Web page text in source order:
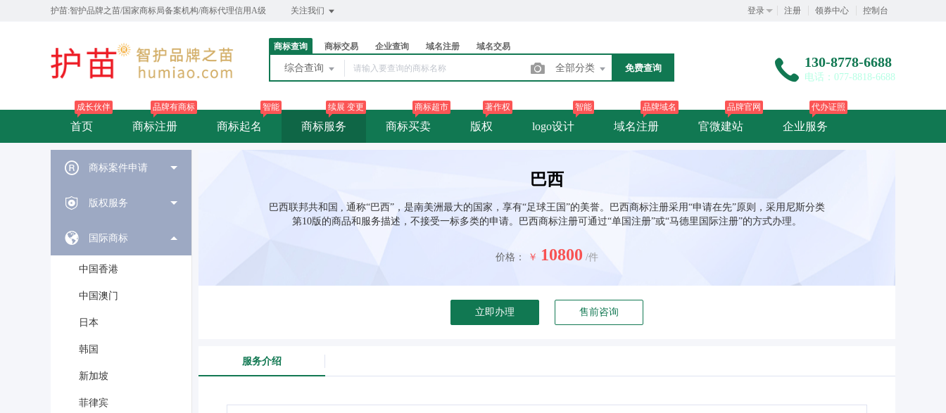
护苗:智护品牌之苗/国家商标局备案机构/商标代理信用A级 关注我们 登录 注册 领券中心 控制台
商标查询 商标交易 企业查询 域名注册 域名交易
综合查询 全部分类 免费查询 130-8778-6688
电话：077-8818-6688
首页
成长伙伴
商标注册
品牌有商标
商标起名
智能
商标服务
续展 变更
商标买卖
商标超市
版权
著作权
logo设计
智能
域名注册
品牌域名
官微建站
品牌官网
企业服务
代办证照
商标案件申请
版权服务
国际商标
中国香港
中国澳门
日本
韩国
新加坡
菲律宾
巴西
巴西联邦共和国 , 通称“巴西”，是南美洲最大的国家，享有“足球王国”的美誉。巴西商标注册采用“申请在先”原则，采用尼斯分类
第10版的商品和服务描述，不接受一标多类的申请。巴西商标注册可通过“单国注册”或“马德里国际注册”的方式办理。
价格： ￥ 10800 /件
立即办理 售前咨询
服务介绍